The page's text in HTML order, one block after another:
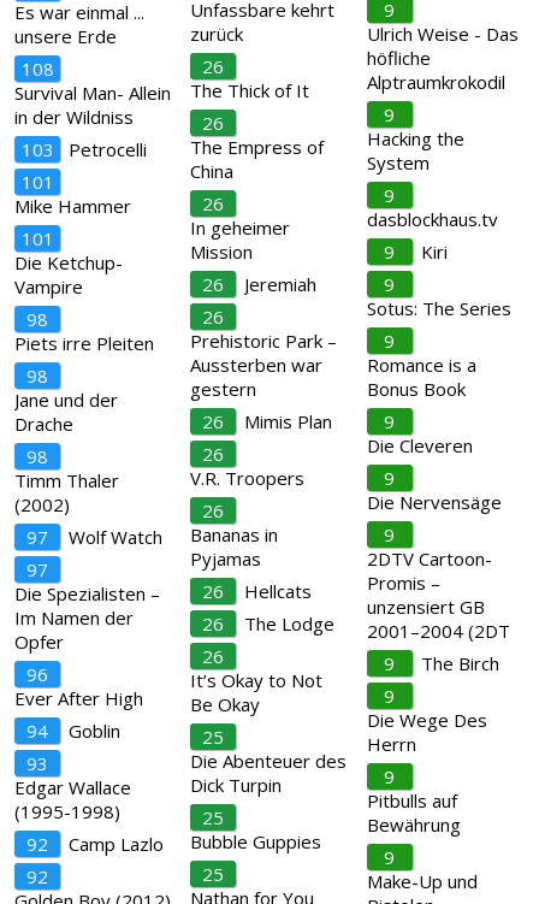
Es war einmal ...
unsere Erde
108
Survival Man- Allein
in der Wildniss
103
Petrocelli
101
Mike Hammer
101
Die Ketchup-
Vampire
98
Piets irre Pleiten
98
Jane und der
Drache
98
Timm Thaler
(2002)
97
Wolf Watch
97
Die Spezialisten –
Im Namen der
Opfer
96
Ever After High
94
Goblin
93
Edgar Wallace
(1995-1998)
92
Camp Lazlo
92
Unfassbare kehrt
zurück
26
The Thick of It
26
The Empress of
China
26
In geheimer
Mission
26
Jeremiah
26
Prehistoric Park –
Aussterben war
gestern
26
Mimis Plan
26
V.R. Troopers
26
Bananas in
Pyjamas
26
Hellcats
26
The Lodge
26
It’s Okay to Not
Be Okay
25
Die Abenteuer des
Dick Turpin
25
Bubble Guppies
25
Nathan for You
9
Ulrich Weise - Das
höfliche
Alptraumkrokodil
9
Hacking the
System
9
dasblockhaus.tv
9
Kiri
9
Sotus: The Series
9
Romance is a
Bonus Book
9
Die Cleveren
9
Die Nervensäge
9
2DTV Cartoon-
Promis –
unzensiert GB
2001–2004 (2DT
9
The Birch
9
Die Wege Des
Herrn
9
Pitbulls auf
Bewährung
9
Make-Up und